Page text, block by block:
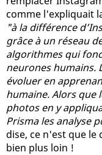
comme l'expliquait
"à la différence
grâce à un réseau
algorithmes qui
neurones humains.
évoluer en
humaine. Alors que
photos en y
Prisma les analyse
dise, ce n'est que le
bien plus loin !